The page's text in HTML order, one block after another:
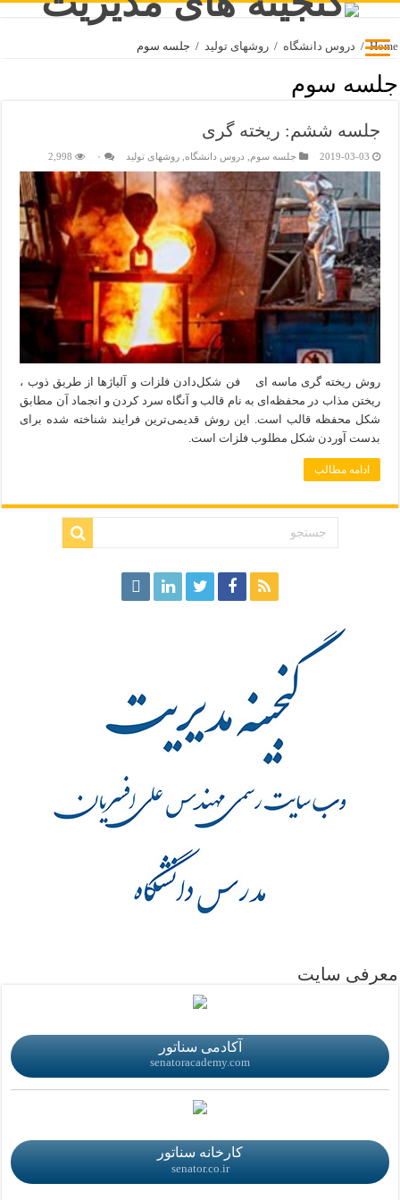
Home
/ دروس دانشگاه / روشهای تولید / جلسه سوم
جلسه سوم
جلسه ششم: ریخته گری
2019-03-03 جلسه سوم دروس دانشگاه ,روشهای تولید ۰ 2,998
روش ریخته گری ماسه ای فن شکل‌دادن فلزات و آلیاژها از طریق ذوب ،
ریختن مذاب در محفظه‌ای به نام قالب و آنگاه سرد کردن و انجماد آن مطابق
شکل محفظه قالب است. این روش قدیمی‌ترین فرایند شناخته شده برای
بدست آوردن شکل مطلوب فلزات است.
ادامه مطالب
معرفی سایت
آکادمی سناتور
senatoracademy.com
کارخانه سناتور
senator.co.ir